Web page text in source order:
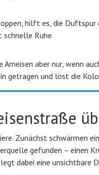
hilft es, die Duftspur
Ruhe.
Ameisen aber nur, wenn
getragen und löst die
Zunächst schwärmen
gefunden – einen
dabei eine unsichtbare